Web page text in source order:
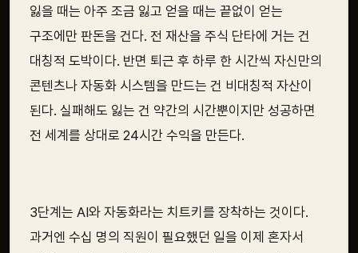
잃을 때는 아주 조금 잃고 얻을 때는 끝없이 얻는
구조에만 판돈을 건다. 전 재산을 주식 단타에 거는 건
대칭적 도박이다. 반면 퇴근 후 하루 한 시간씩 자신만의
콘텐츠나 자동화 시스템을 만드는 건 비대칭적 자산이
된다. 실패해도 잃는 건 약간의 시간뿐이지만 성공하면
전 세계를 상대로 24시간 수익을 만든다.
3단계는 AI와 자동화라는 치트키를 장착하는 것이다.
과거엔 수십 명의 직원이 필요했던 일을 이제 혼자서